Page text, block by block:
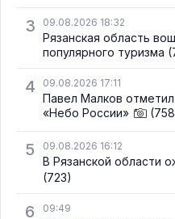
3 09.08.2026 18:32
Рязанская область
популярного туризма
4 09.08.2026 17:11
Павел Малков
«Небо России»
5 09.08.2026 16:12
В Рязанской области
(723)
6 09:49